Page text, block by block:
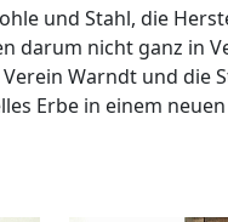
und Stahl, die
darum nicht ganz in
Warndt und die
Erbe in einem